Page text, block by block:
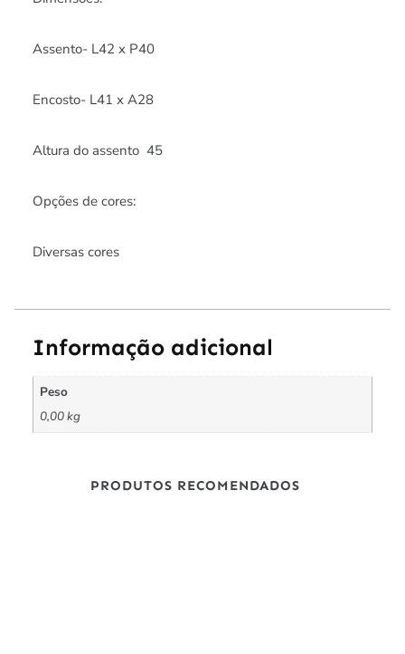
Assento- L42 x P40
Encosto- L41 x A28
Altura do assento  45
Opções de cores:
Diversas cores
Informação adicional
Peso
0,00 kg
PRODUTOS RECOMENDADOS